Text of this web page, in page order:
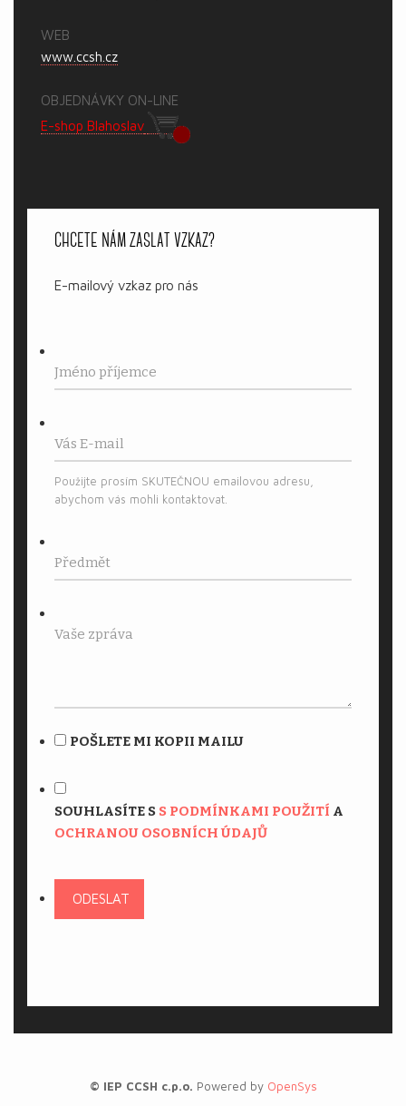
WEB
www.ccsh.cz
OBJEDNÁVKY ON-LINE
E-shop Blahoslav
CHCETE NÁM ZASLAT VZKAZ?
E-mailový vzkaz pro nás
Použijte prosím SKUTEČNOU emailovou adresu,
abychom vás mohli kontaktovat.
POŠLETE MI KOPII MAILU
SOUHLASÍTE S S PODMÍNKAMI POUŽITÍ A
OCHRANOU OSOBNÍCH ÚDAJŮ
ODESLAT
© IEP CCSH c.p.o. Powered by OpenSys